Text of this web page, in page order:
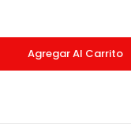
Agregar Al Carrito